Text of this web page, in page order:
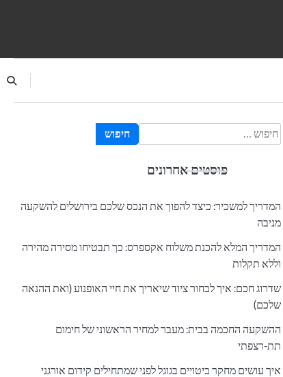
חיפוש:
פוסטים אחרונים
המדריך למשכיר: כיצד להפוך את הנכס שלכם בירושלים להשקעה
מניבה
המדריך המלא להכנת משלוח אקספרס: כך תבטיחו מסירה מהירה
וללא תקלות
שדרוג חכם: איך לבחור ציוד שיאריך את חיי האופנוע (ואת ההנאה
שלכם)
ההשקעה החכמה בבית: מעבר למחיר הראשוני של חימום
תת-רצפתי
איך עושים מחקר ביטויים בגוגל לפני שמתחילים קידום אורגני